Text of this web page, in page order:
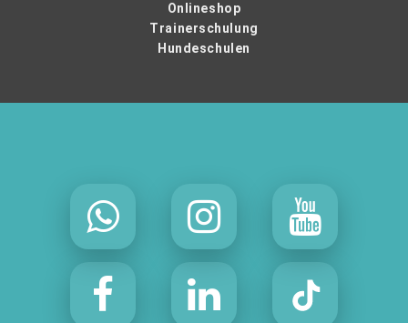
Onlineshop
Trainerschulung
Hundeschulen